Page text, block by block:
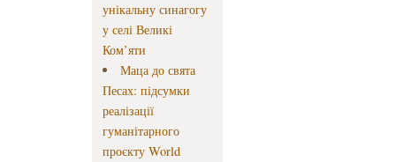
унікальну синагогу
у селі Великі
Ком’яти
Маца до свята
Песах: підсумки
реалізації
гуманітарного
проєкту World